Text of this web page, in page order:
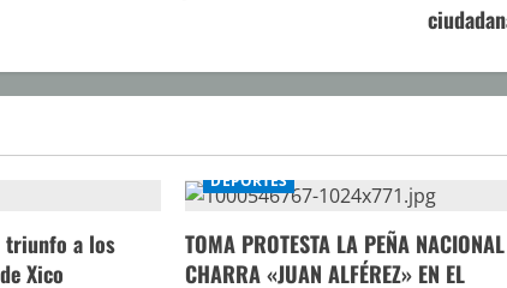
triunfo a los
Xico
DEPORTES
TOMA PROTESTA LA PEÑA NACIONAL
CHARRA «JUAN ALFÉREZ» EN EL